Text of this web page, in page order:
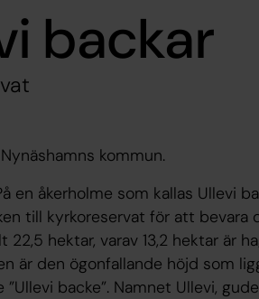
backar
kommun.
en åkerholme som kallas Ullevi
till kyrkoreservat för att bevara
hektar, varav 13,2 hektar är
är den ögonfallande höjd som
”Ullevi backe”. Namnet Ullevi,